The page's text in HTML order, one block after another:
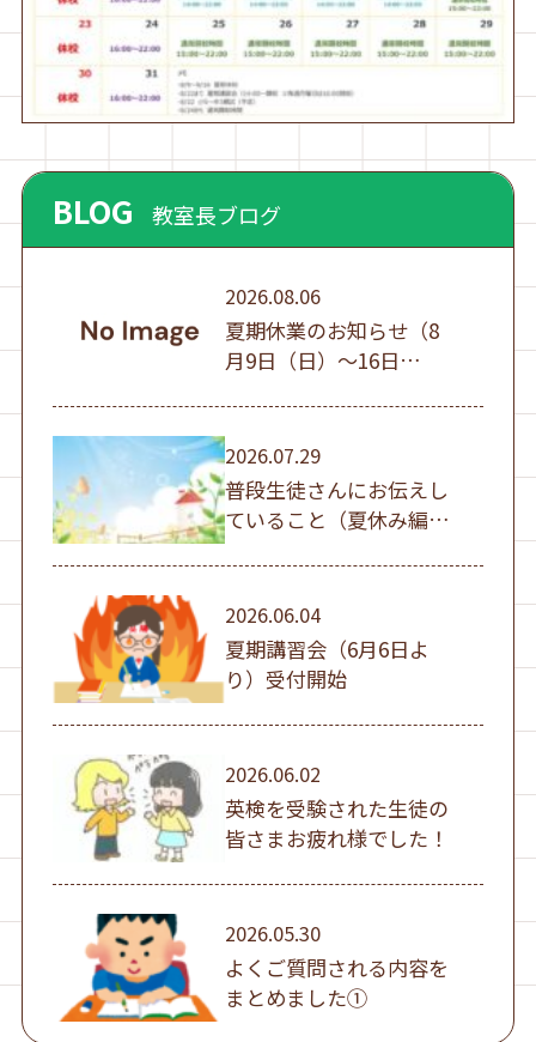
BLOG 教室長ブログ
2026.08.06
夏期休業のお知らせ（8
月9日（日）～16日
2026.07.29
普段生徒さんにお伝えし
ていること（夏休み編
①）
2026.06.04
夏期講習会（6月6日よ
り）受付開始
2026.06.02
英検を受験された生徒の
皆さまお疲れ様でした！
2026.05.30
よくご質問される内容を
まとめました①